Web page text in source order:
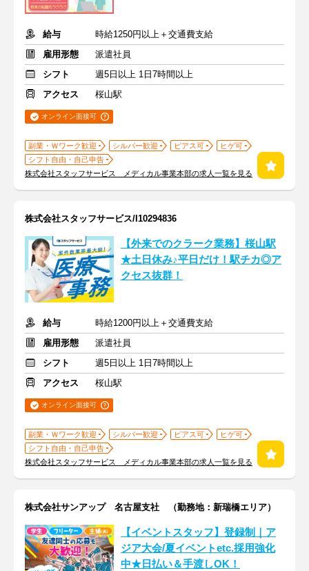
給与
時給1250円以上＋交通費支給
雇用形態
派遣社員
シフト
週5日以上 1日7時間以上
アクセス
桜山駅
オンライン面接可
副業・Ｗワーク歓迎 シルバー歓迎 ピアス可
ヒゲ可
シフト自由・自己申告
株式会社スタッフサービス メディカル事業本部の求人一覧を見る
株式会社スタッフサービス/I10294836
【外来でのクラーク業務】桜山駅
★土日休み♪平日だけ！駅チカ◎ア
クセス抜群！
給与
時給1200円以上＋交通費支給
雇用形態
派遣社員
シフト
週5日以上 1日7時間以上
アクセス
桜山駅
オンライン面接可
副業・Ｗワーク歓迎 シルバー歓迎 ピアス可
ヒゲ可
シフト自由・自己申告
株式会社スタッフサービス メディカル事業本部の求人一覧を見る
株式会社サンアップ 名古屋支社 （勤務地：新瑞橋エリア）
【イベントスタッフ】登録制｜ア
ジア大会/夏イベントetc.採用強化
中★日払い＆手渡しOK！